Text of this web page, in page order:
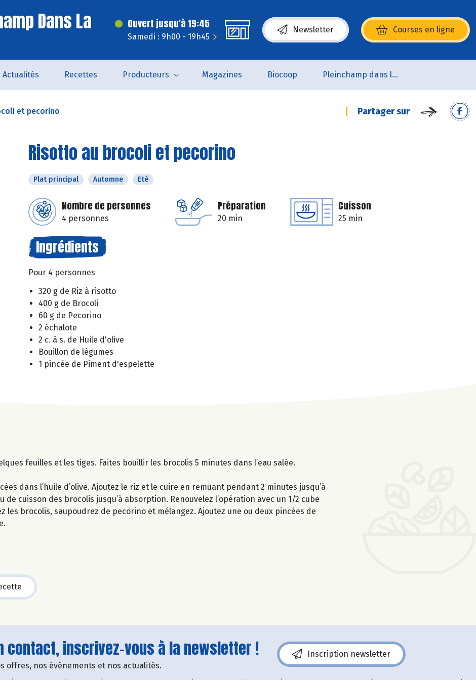
Dans La Ouvert jusqu'à 19:45
Samedi : 9h00 - 19h45
Newsletter Courses en ligne
(s’ouvre dans une nouvelle fenêtre)
Actualités Recettes Producteurs Magazines Biocoop Pleinchamp dans la Ville
et pecorino Partager sur
Risotto au brocoli et pecorino
Plat principal Automne Eté
Nombre de personnes
4 personnes
Préparation
20 min
Cuisson
25 min
Ingrédients
Pour 4 personnes
320 g de Riz à risotto
400 g de Brocoli
60 g de Pecorino
2 échalote
2 c. à s. de Huile d'olive
Bouillon de légumes
1 pincée de Piment d'espelette
feuilles et les tiges. Faites bouillir les brocolis 5 minutes dans l’eau salée.
dans l’huile d’olive. Ajoutez le riz et le cuire en remuant pendant 2 minutes jusqu’à
de cuisson des brocolis jusqu’à absorption. Renouvelez l’opération avec un 1/2 cube
les brocolis, saupoudrez de pecorino et mélangez. Ajoutez une ou deux pincées de
contact, inscrivez-vous à la newsletter !
offres, nos événements et nos actualités.
Inscription newsletter